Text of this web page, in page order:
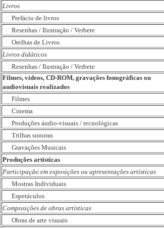
Livros
Prefácio de livros
Resenhas / Ilustração / Verbete
Orelhas de Livros
Livros didáticos
Resenhas / Ilustração / Verbete
Filmes, vídeos, CD-ROM, gravações fonográficas ou
audiovisuais realizados
Filmes
Cinema
Produções áudio-visuais / tecnológicas
Trilhas sonoras
Gravações Musicais
Produções artísticas
Participação em exposições ou apresentações artísticas
Mostras Individuais
Espetáculos
Composições de obras artísticas
Obras de arte visuais